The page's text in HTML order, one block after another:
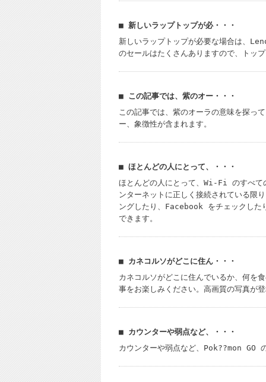
■ 新しいラップトップが必・・・
新しいラップトップが必要な場合は、
のセールはたくさんありますので、トッ
■ この記事では、紫のオー・・・
この記事では、紫のオーラの意味を探っ
ー、象徴性が含まれます。
■ ほとんどの人にとって、・・・
ほとんどの人にとって、Wi-Fi のすべて
ンターネットに正しく接続されている
ングしたり、Facebook をチェックした
できます。
■ カネコルソがどこに住ん・・・
カネコルソがどこに住んでいるか、何を
事をお楽しみください。高画質の写真が
■ カウンターや弱点など、・・・
カウンターや弱点など、Pok??mon GO